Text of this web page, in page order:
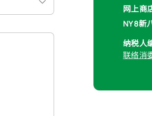
网上商
NY8新
纳税人
联络消